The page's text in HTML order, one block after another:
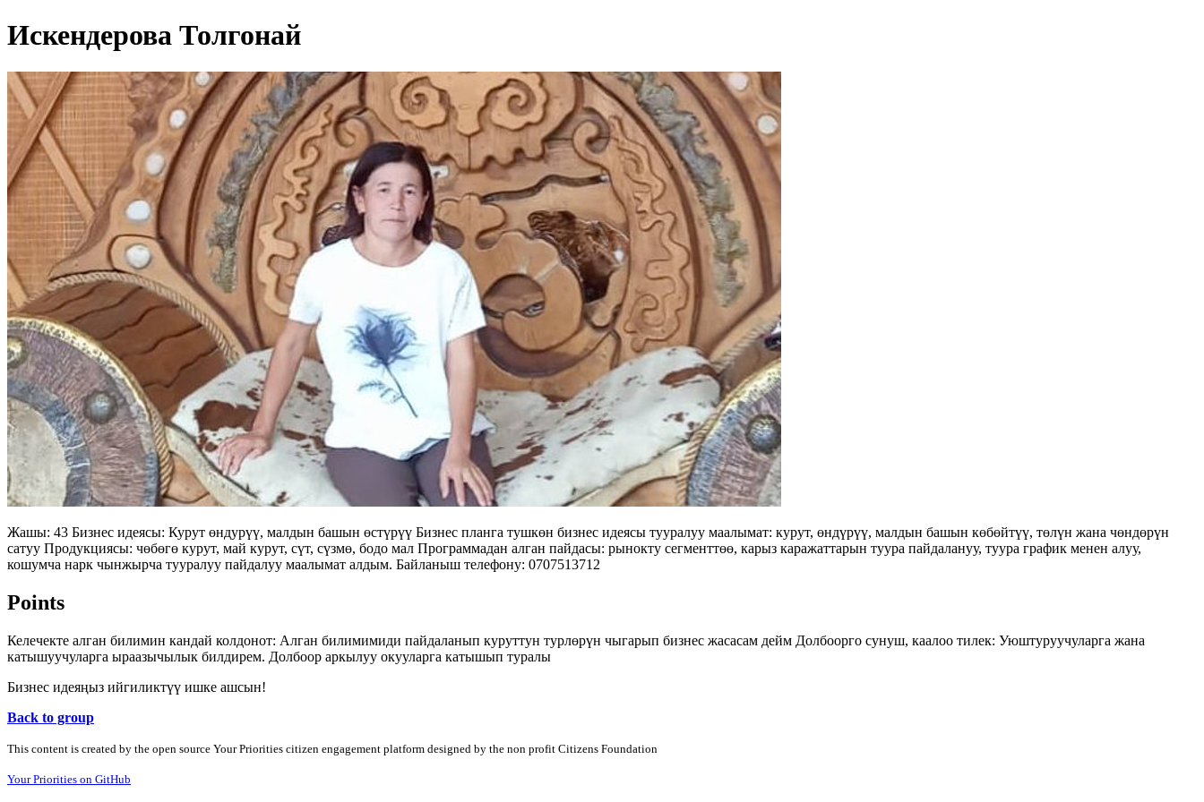
Искендерова Толгонай
Жашы: 43 Бизнес идеясы: Курут өндурүү, малдын башын өстүрүү Бизнес планга тушкөн бизнес идеясы тууралуу маалымат: курут, өндүрүү, малдын башын көбөйтүү, төлүн жана чөндөрүн
сатуу Продукциясы: чөбөгө курут, май курут, сүт, сүзмө, бодо мал Программадан алган пайдасы: рынокту сегменттөө, карыз каражаттарын туура пайдалануу, туура график менен алуу,
кошумча нарк чынжырча тууралуу пайдалуу маалымат алдым. Байланыш телефону: 0707513712
Points
Келечекте алган билимин кандай колдонот: Алган билимимиди пайдаланып куруттун турлөрүн чыгарып бизнес жасасам дейм Долбоорго сунуш, каалоо тилек: Уюштуруучуларга жана
катышуучуларга ыраазычылык билдирем. Долбоор аркылуу окууларга катышып туралы
Бизнес идеяңыз ийгиликтүү ишке ашсын!
Back to group
This content is created by the open source Your Priorities citizen engagement platform designed by the non profit Citizens Foundation
Your Priorities on GitHub